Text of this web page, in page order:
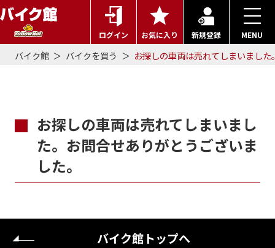
ログイン お気に入り 新規登録 MENU
バイク館 バイクを買う お探しの車両は売れてしまいまし
お探しの車両は売れてしまいまし
た。お問合せありがとうございま
した。
バイク館トップへ